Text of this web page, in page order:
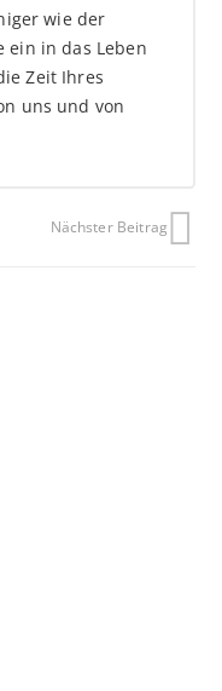
wie der
ein in das Leben
Zeit Ihres
uns und von
Nächster Beitrag